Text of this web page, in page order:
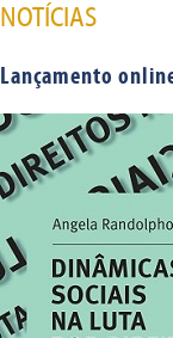
NOTÍCIAS
Lançamento